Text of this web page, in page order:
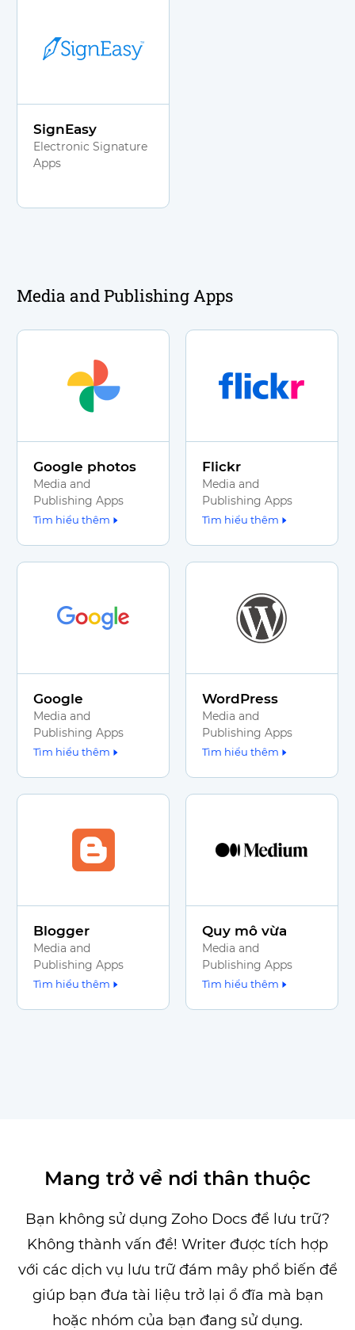
SignEasy
Electronic Signature
Apps
Media and Publishing Apps
Google photos
Media and
Publishing Apps
Tìm hiểu thêm
Flickr
Media and
Publishing Apps
Tìm hiểu thêm
Google
Media and
Publishing Apps
Tìm hiểu thêm
WordPress
Media and
Publishing Apps
Tìm hiểu thêm
Blogger
Media and
Publishing Apps
Tìm hiểu thêm
Quy mô vừa
Media and
Publishing Apps
Tìm hiểu thêm
Mang trở về nơi thân thuộc
Bạn không sử dụng Zoho Docs để lưu trữ?
Không thành vấn đề! Writer được tích hợp
với các dịch vụ lưu trữ đám mây phổ biến để
giúp bạn đưa tài liệu trở lại ổ đĩa mà bạn
hoặc nhóm của bạn đang sử dụng.